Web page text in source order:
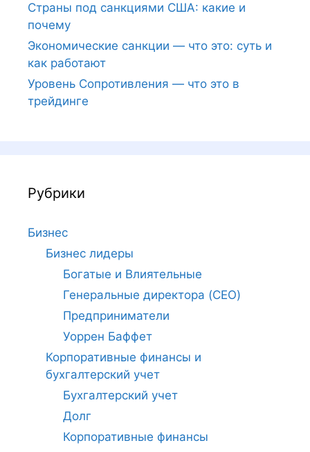
Страны под санкциями США: какие и
почему
Экономические санкции — что это: суть и
как работают
Уровень Сопротивления — что это в
трейдинге
Рубрики
Бизнес
Бизнес лидеры
Богатые и Влиятельные
Генеральные директора (CEO)
Предприниматели
Уоррен Баффет
Корпоративные финансы и
бухгалтерский учет
Бухгалтерский учет
Долг
Корпоративные финансы